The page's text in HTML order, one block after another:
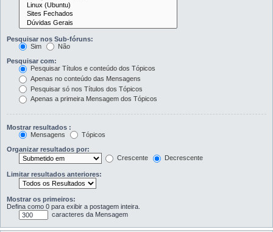
Pesquisar nos Sub-fóruns:
Sim
Não
Pesquisar com:
Pesquisar Títulos e conteúdo dos Tópicos
Apenas no conteúdo das Mensagens
Pesquisar só nos Títulos dos Tópicos
Apenas a primeira Mensagem dos Tópicos
Mostrar resultados :
Mensagens
Tópicos
Organizar resultados por:
Crescente
Decrescente
Limitar resultados anteriores:
Mostrar os primeiros:
Defina como 0 para exibir a postagem inteira.
caracteres da Mensagem